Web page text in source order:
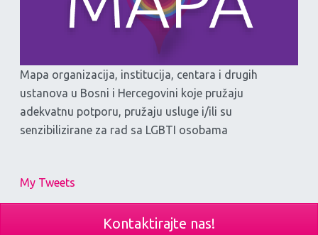
Mapa organizacija, institucija, centara i drugih
ustanova u Bosni i Hercegovini koje pružaju
adekvatnu potporu, pružaju usluge i/ili su
senzibilizirane za rad sa LGBTI osobama
My Tweets
Kontaktirajte nas!